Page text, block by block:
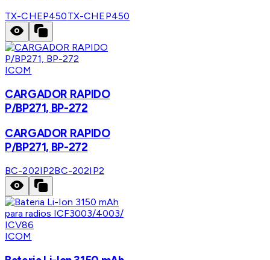
TX-CHEP450TX-CHEP450
ICOM
CARGADOR RAPIDO
P/BP271, BP-272
CARGADOR RAPIDO
P/BP271, BP-272
BC-202IP2BC-202IP2
ICOM